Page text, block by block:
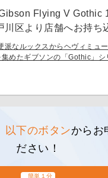
Flying V Gothic
川区より店舗へお持ち
派なルックスからヘヴィミュ
めたギブソンの「Gothic」シ
以下のボタンからお
ださい！
簡単１分